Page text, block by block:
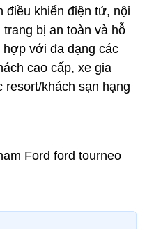
điều khiển điện tử, nội
bị an toàn và hỗ
với đa dạng các
cao cấp, xe gia
khách sạn hạng
Ford ford tourneo